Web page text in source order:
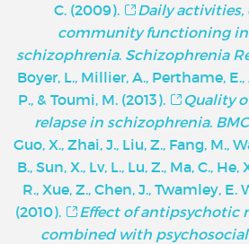
C. (2009).
Daily
community functioning
schizophrenia. Schizophrenia
Boyer, L., Millier, A., Perthame,
P., & Toumi, M. (2013).
Quality
relapse in schizophrenia.
Guo, X., Zhai, J., Liu, Z., Fang, M.,
B., Sun, X., Lv, L., Lu, Z., Ma, C., He,
R., Xue, Z., Chen, J., Twamley, E.
(2010).
Effect of antipsychotic
combined with